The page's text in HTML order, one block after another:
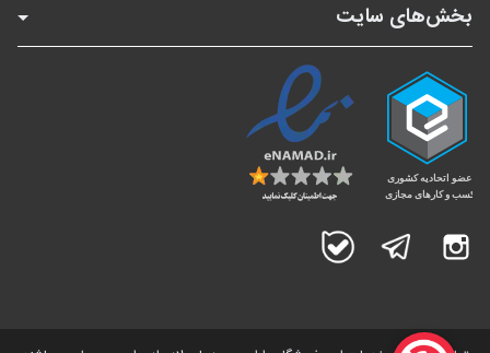
بخش‌های سایت
اینستاگرام تلگرام